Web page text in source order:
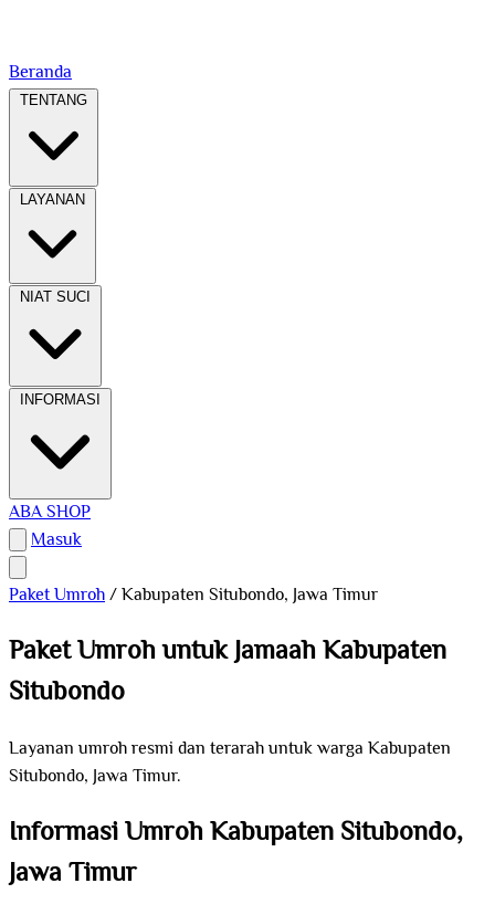
Beranda
TENTANG
LAYANAN
NIAT SUCI
INFORMASI
ABA SHOP
Masuk
Paket Umroh/Kabupaten Situbondo, Jawa Timur
Paket Umroh untuk Jamaah Kabupaten
Situbondo
Layanan umroh resmi dan terarah untuk warga Kabupaten
Situbondo, Jawa Timur.
Informasi Umroh Kabupaten Situbondo,
Jawa Timur